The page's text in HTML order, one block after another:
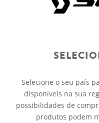
Selecione o seu país
disponíveis na sua
possibilidades de
produtos podem